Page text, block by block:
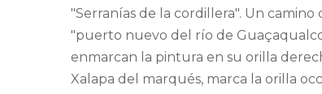
"Serranías de la cordillera". Un
"puerto nuevo del río de
enmarcan la pintura en su orilla
Xalapa del marqués, marca la orilla